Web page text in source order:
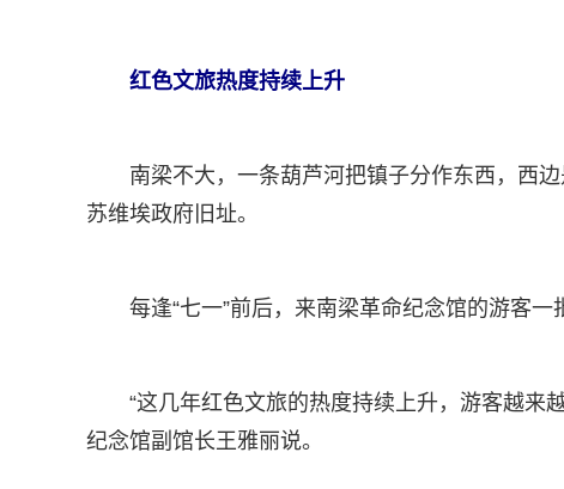
红色文旅热度持续上升
南梁不大，一条葫芦河把镇子分作东西，西
苏维埃政府旧址。
每逢“七一”前后，来南梁革命纪念馆的游客一
“这几年红色文旅的热度持续上升，游客越来
纪念馆副馆长王雅丽说。